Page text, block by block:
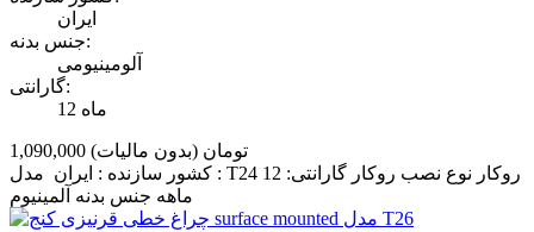
ایران
جنس بدنه:
آلومینیومی
گارانتی:
12 ماه
1,090,000 تومان (بدون مالیات)
کشور سازنده : ایران مدل : T24 روکار نوع نصب روکار گارانتی: 12
ماهه جنس بدنه آلمینیوم